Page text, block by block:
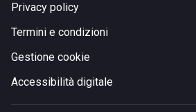
Privacy policy
Termini e condizioni
Gestione cookie
Accessibilità digitale